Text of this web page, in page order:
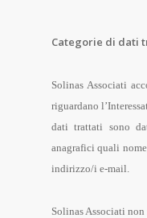
Categorie di dati
Solinas Associati
riguardano
dati trattati sono
anagrafici quali
indirizzo/i e-mail.
Solinas Associati